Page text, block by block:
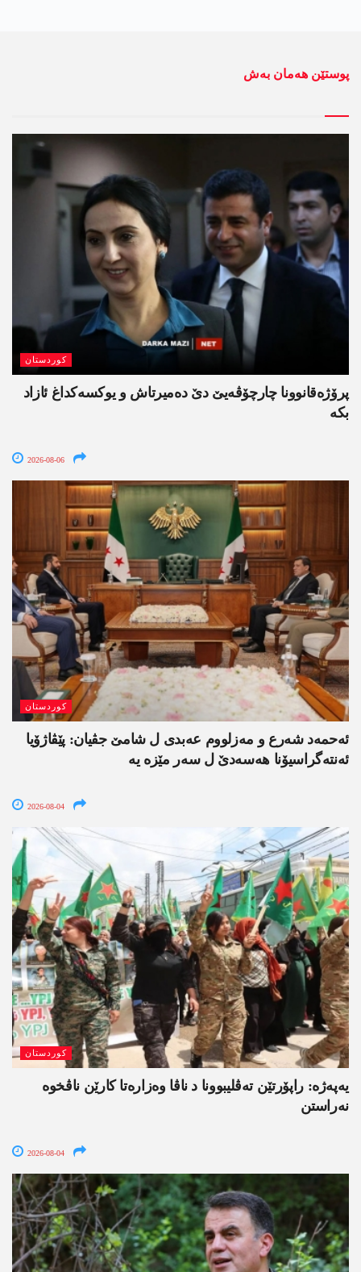
پوستێن ھەمان بەش
کوردستان
پرۆژەقانوونا چارچۆڤەیێ دێ دەمیرتاش و یوکسەکداغ ئازاد
بکە
2026-08-06
کوردستان
ئەحمەد شەرع و مەزلووم عەبدی ل شامێ جڤیان: پێڤاژۆیا
ئەنتەگراسیۆنا ھەسەدێ ل سەر مێزە یە
2026-08-04
کوردستان
یەپەژە: راپۆرتێن تەڤلیبوونا د ناڤا وەزارەتا کارێن ناڤخوە
نەراستن
2026-08-04